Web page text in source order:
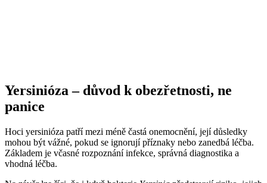
Yersinióza – důvod k obezřetnosti, ne
panice
Hoci yersinióza patří mezi méně častá onemocnění, její důsledky
mohou být vážné, pokud se ignorují příznaky nebo zanedbá léčba.
Základem je včasné rozpoznání infekce, správná diagnostika a
vhodná léčba.